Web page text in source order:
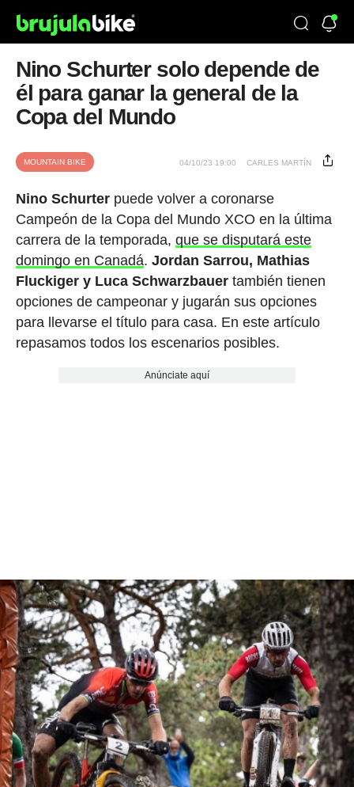
Nino Schurter solo depende de
él para ganar la general de la
Copa del Mundo
MOUNTAIN BIKE 04/10/23 19:00 CARLES MARTÍN
Nino Schurterpuede volver a coronarse
Campeón de la Copa del Mundo XCO en la última
carrera de la temporada, que se disputará este
domingo en Canadá. Jordan Sarrou, Mathias
Fluckiger y Luca Schwarzbauertambién tienen
opciones de campeonar y jugarán sus opciones
para llevarse el título para casa. En este artículo
repasamos todos los escenarios posibles.
Anúnciate aquí